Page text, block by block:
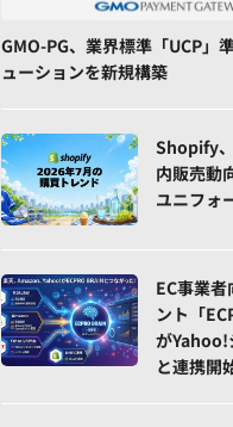
GMO-PG、業界標準「UCP」
ューションを新規構築
Shopify
内販売動
ユニフォ
EC事業
ント「
がYahoo!
と連携開